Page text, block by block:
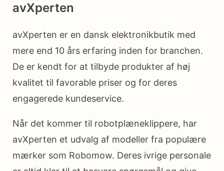
avXperten
avXperten er en dansk elektronikbutik med
mere end 10 års erfaring inden for branchen.
De er kendt for at tilbyde produkter af høj
kvalitet til favorable priser og for deres
engagerede kundeservice.
Når det kommer til robotplæneklippere, har
avXperten et udvalg af modeller fra populære
mærker som Robomow. Deres ivrige personale